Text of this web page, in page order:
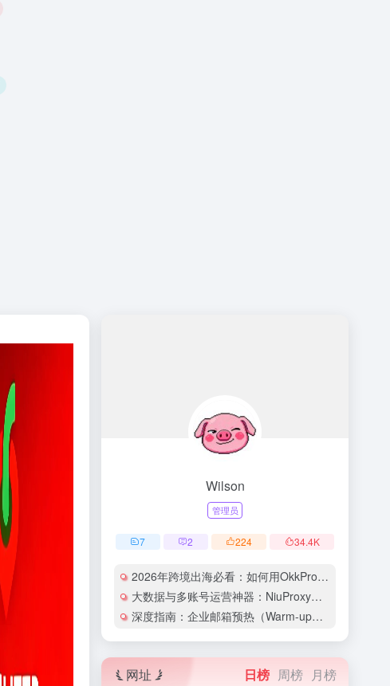
Wilson
管理员
7 2 224 34.4K
2026年跨境出海必看：如何用OkkProxy彻底解决网络延迟与IP被封难题？
大数据与多账号运营神器：NiuProxy助力跨境工作室业务高效爆单！
深度指南：企业邮箱预热（Warm-up）的详细技巧与实操策略（含配图）
网址 日榜 周榜 月榜